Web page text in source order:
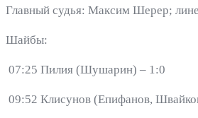
Главный судья: Максим Шерер;
Шайбы:
07:25 Пилия (Шушарин) – 1:0
09:52 Клисунов (Епифанов,